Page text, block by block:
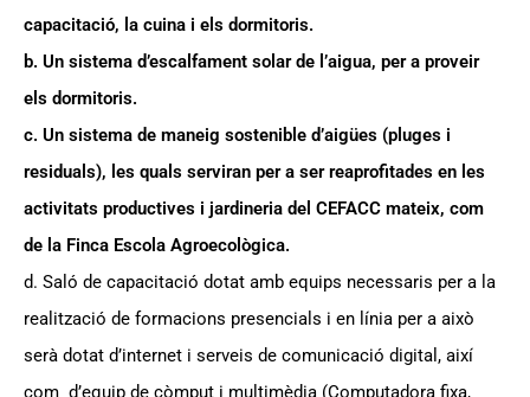
capacitació, la cuina i els dormitoris.
b. Un sistema d’escalfament solar de l’aigua, per a proveir
els dormitoris.
c. Un sistema de maneig sostenible d’aigües (pluges i
residuals), les quals serviran per a ser reaprofitades en les
activitats productives i jardineria del CEFACC mateix, com
de la Finca Escola Agroecològica.
d. Saló de capacitació dotat amb equips necessaris per a la
realització de formacions presencials i en línia per a això
serà dotat d’internet i serveis de comunicació digital, així
com d’equip de còmput i multimèdia (Computadora fixa,